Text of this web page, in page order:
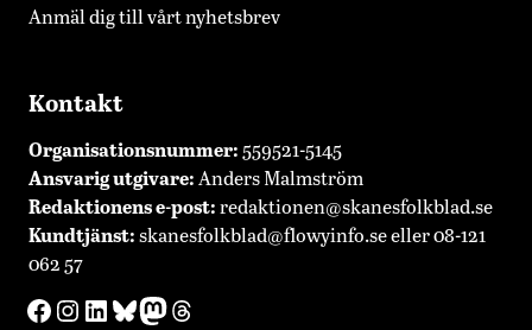
Anmäl dig till vårt nyhetsbrev
Kontakt
Organisationsnummer: 559521-5145
Ansvarig utgivare: Anders Malmström
Redaktionense-post:redaktionen@skanesfolkblad.se
Kundtjänst:skanesfolkblad@flowyinfo.seeller 08-121
062 57
Facebook
Instagram
LinkedIn
Bluesky
Mastodon
Threads